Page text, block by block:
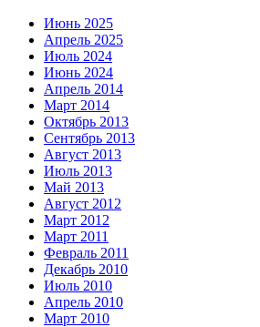
Июнь 2025
Апрель 2025
Июль 2024
Июнь 2024
Апрель 2014
Март 2014
Октябрь 2013
Сентябрь 2013
Август 2013
Июль 2013
Май 2013
Август 2012
Март 2012
Март 2011
Февраль 2011
Декабрь 2010
Июль 2010
Апрель 2010
Март 2010